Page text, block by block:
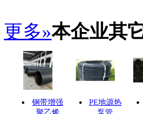
更多»本企业其
钢带增强
聚乙烯
PE地源热
泵管